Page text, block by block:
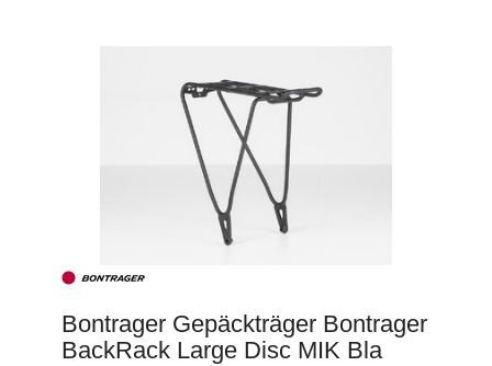
Bontrager Gepäckträger Bontrager
BackRack Large Disc MIK Bla